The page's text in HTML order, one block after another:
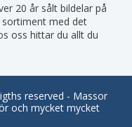
20 år sålt bildelar på
med det
oss hittar du allt du
reserved - Massor
och mycket mycket